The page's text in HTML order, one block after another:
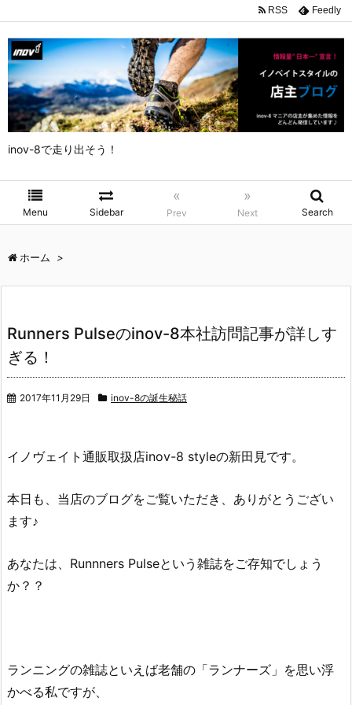
inov-8で走り出そう！
Menu Sidebar
«
Prev
»
Next Search
RSS Feedly
ホーム >
Runners Pulseのinov-8本社訪問記事が詳しす
ぎる！
2017年11月29日 inov-8の誕生秘話
イノヴェイト通販取扱店inov-8 styleの新田見です。
本日も、当店のブログをご覧いただき、ありがとうござい
ます♪
あなたは、Runnners Pulseという雑誌をご存知でしょう
か？？
ランニングの雑誌といえば老舗の「ランナーズ」を思い浮
かべる私ですが、